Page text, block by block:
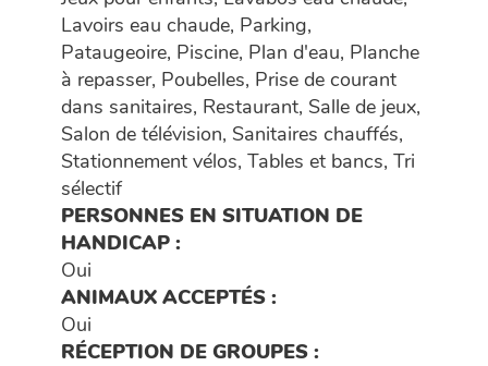
Lavoirs eau chaude, Parking,
Pataugeoire, Piscine, Plan d'eau, Planche
à repasser, Poubelles, Prise de courant
dans sanitaires, Restaurant, Salle de jeux,
Salon de télévision, Sanitaires chauffés,
Stationnement vélos, Tables et bancs, Tri
sélectif
PERSONNES EN SITUATION DE
HANDICAP :
Oui
ANIMAUX ACCEPTÉS :
Oui
RÉCEPTION DE GROUPES :